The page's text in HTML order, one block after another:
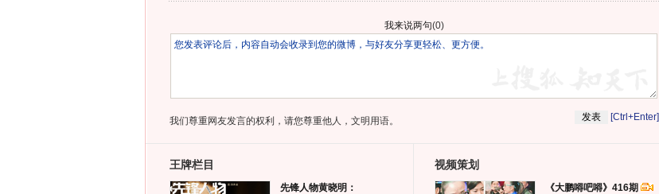
我来说两句(0)
我们尊重网友发言的权利，请您尊重他人，文明用语。 [Ctrl+Enter]
王牌栏目
先锋人物黄晓明：
视频策划
《大鹏嘚吧嘚》416期